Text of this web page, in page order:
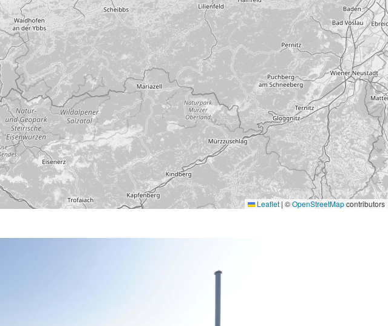
Leaflet | ©OpenStreetMapcontributors